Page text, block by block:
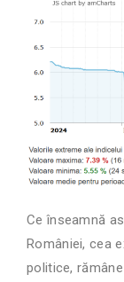
Ce înseamnă
României, cea
politice,